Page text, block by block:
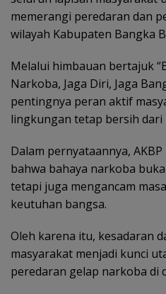
memerangi peredaran dan
wilayah Kabupaten Bangka
Melalui himbauan bertajuk
Narkoba, Jaga Diri, Jaga
pentingnya peran aktif
lingkungan tetap bersih dari
Dalam pernyataannya,
bahwa bahaya narkoba
tetapi juga mengancam
keutuhan bangsa.
Oleh karena itu, kesadaran
masyarakat menjadi kunci
peredaran gelap narkoba di